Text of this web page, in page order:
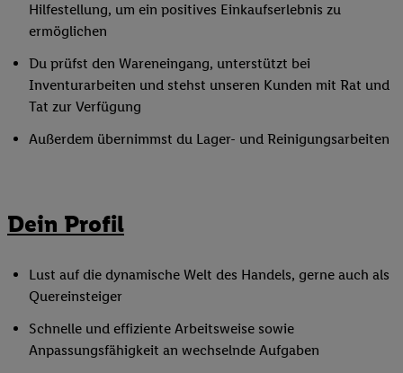
Hilfestellung, um ein positives Einkaufserlebnis zu
ermöglichen
Du prüfst den Wareneingang, unterstützt bei
Inventurarbeiten und stehst unseren Kunden mit Rat und
Tat zur Verfügung
Außerdem übernimmst du Lager- und Reinigungsarbeiten
Dein Profil
Lust auf die dynamische Welt des Handels, gerne auch als
Quereinsteiger
Schnelle und effiziente Arbeitsweise sowie
Anpassungsfähigkeit an wechselnde Aufgaben